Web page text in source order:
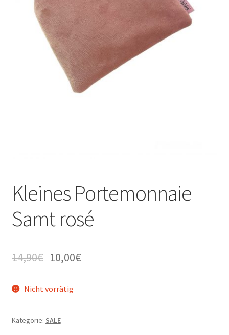
Kleines Portemonnaie
Samt rosé
14,90€ 10,00€
Nicht vorrätig
Kategorie: SALE